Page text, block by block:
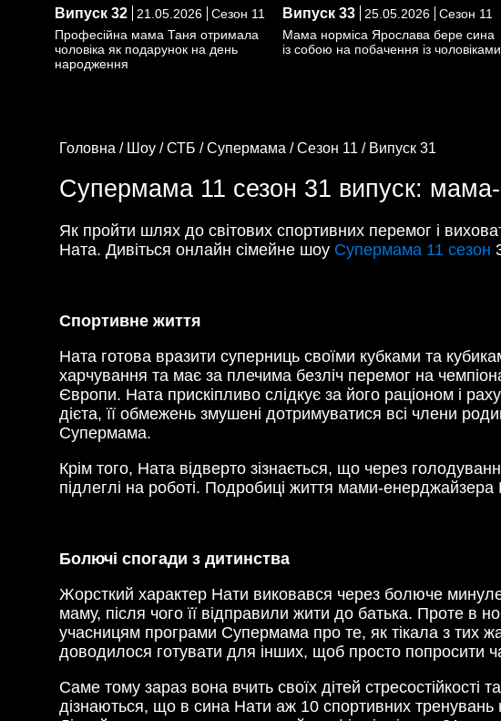
Випуск 32 21.05.2026
Сезон 11
Професійна мама Таня отримала
чоловіка як подарунок на день
народження
Випуск 33 25.05.2026
Сезон 11
Мама норміса Ярослава бере сина
із собою на побачення із чоловіками
Головна / Шоу /СТБ /Супермама /Сезон 11 / Випуск 31
Супермама 11 сезон 31 випуск:
Як пройти шлях до світових спортивних перемог і
Ната. Дивіться онлайн сімейне шоу Супермама 11 сезон
Спортивне життя
Ната готова вразити суперниць своїми кубками та
харчування та має за плечима безліч перемог на
Європи. Ната прискіпливо слідкує за його раціоном і
дієта, її обмежень змушені дотримуватися всі члени
Супермама.
Крім того, Ната відверто зізнається, що через
підлеглі на роботі. Подробиці життя мами-
Болючі спогади з дитинства
Жорсткий характер Нати виковався через болюче
маму, після чого її відправили жити до батька. Проте в
учасницям програми Супермама про те, як тікала з тих
доводилося готувати для інших, щоб просто попросити
Саме тому зараз вона вчить своїх дітей
дізнаються, що в сина Нати аж 10 спортивних